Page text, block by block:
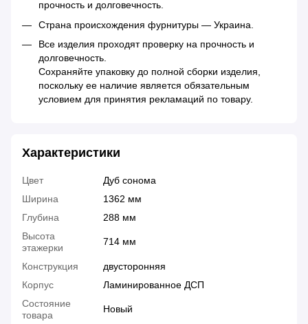
прочность и долговечность.
Страна происхождения фурнитуры — Украина.
Все изделия проходят проверку на прочность и
долговечность.
Сохраняйте упаковку до полной сборки изделия,
поскольку ее наличие является обязательным
условием для принятия рекламаций по товару.
Характеристики
Цвет
Дуб сонома
Ширина
1362 мм
Глубина
288 мм
Высота
этажерки
714 мм
Конструкция
двусторонняя
Корпус
Ламинированное ДСП
Состояние
товара
Новый